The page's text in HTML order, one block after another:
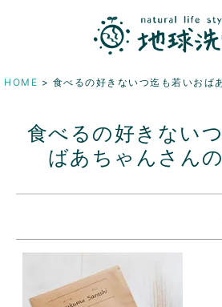
HOME 食べるの好きないつ迄も若いおば
食べるの好きない
ばあちゃんさん